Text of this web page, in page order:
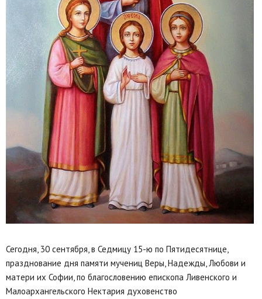
Сегодня, 30 сентября, в Седмицу 15-ю по Пятидесятнице,
празднование дня памяти мучениц Веры, Надежды, Любови и
матери их Софии, по благословению епископа Ливенского и
Малоархангельского Нектария духовенство